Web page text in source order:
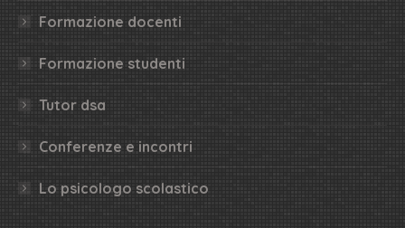
windowwindowwindow
Formazione docenti
Formazione studenti
Tutor dsa
Conferenze e incontri
Lo psicologo scolastico